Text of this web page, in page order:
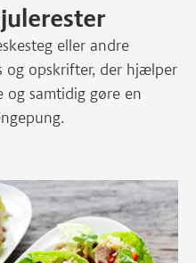
eller andre
og opskrifter, der hjælper
samtidig gøre en